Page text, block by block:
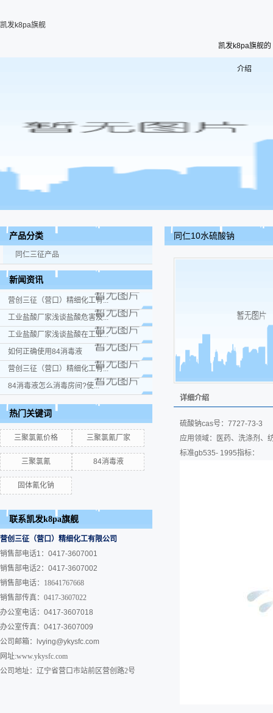
凯发k8pa旗舰
凯发k8pa旗舰的
介绍
产品分类
同仁三征产品
新闻资讯
营创三征（营口）精细化工有...
工业盐酸厂家浅谈盐酸危害及...
工业盐酸厂家浅谈盐酸在工业...
如何正确使用84消毒液
营创三征（营口）精细化工有...
84消毒液怎么消毒房间?使...
热门关键词
三聚氯氰价格 三聚氯氰厂家
三聚氯氰 84消毒液
固体氰化钠
联系凯发k8pa旗舰
营创三征（营口）精细化工有限公司
销售部电话1：0417-3607001
销售部电话2：0417-3607002
销售部电话：18641767668
销售部传真：0417-3607022
办公室电话：0417-3607018
办公室传真：0417-3607009
公司邮箱：
lvying@ykysfc.com
网址:www.ykysfc.com
公司地址：辽宁省营口市站前区营创路2号
同仁10水硫酸钠
详细介绍
硫酸钠cas号：7727-73-3
应用领域：医药、洗涤剂、
标准gb535- 1995指标：